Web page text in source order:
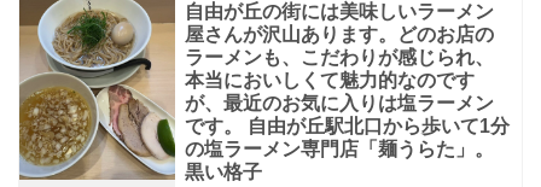
自由が丘の街には美味しいラーメン
屋さんが沢山あります。どのお店の
ラーメンも、こだわりが感じられ、
本当においしくて魅力的なのです
が、最近のお気に入りは塩ラーメン
です。 自由が丘駅北口から歩いて1分
の塩ラーメン専門店「麺うらた」。
黒い格子